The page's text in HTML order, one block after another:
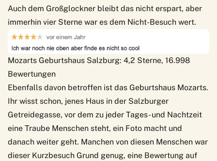
Auch dem Großglockner bleibt das nicht erspart, aber
immerhin vier Sterne war es dem Nicht-Besuch wert.
Mozarts Geburtshaus Salzburg: 4,2 Sterne, 16.998
Bewertungen
Ebenfalls davon betroffen ist das Geburtshaus Mozarts.
Ihr wisst schon, jenes Haus in der Salzburger
Getreidegasse, vor dem zu jeder Tages- und Nachtzeit
eine Traube Menschen steht, ein Foto macht und
danach weiter geht. Manchen von diesen Menschen war
dieser Kurzbesuch Grund genug, eine Bewertung auf